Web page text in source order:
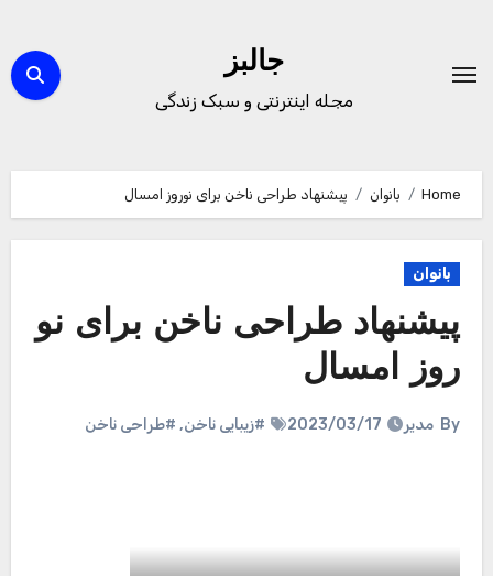
content
جالبز
مجله اینترنتی و سبک زندگی
Home بانوان پیشنهاد طراحی ناخن برای نوروز امسال
بانوان
پیشنهاد طراحی ناخن برای نو
روز امسال
By مدیر 2023/03/17 #زیبایی ناخن, #طراحی ناخن